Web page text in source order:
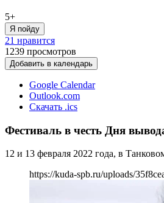
5+
Я пойду
21 нравится
1239 просмотров
Добавить в календарь
Google Calendar
Outlook.com
Скачать .ics
Фестиваль в честь Дня
12 и 13 февраля 2022 года, в
https://kuda-spb.ru/uploads/